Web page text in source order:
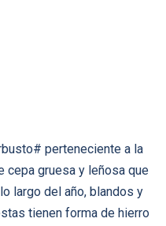
perteneciente a la
gruesa y leñosa que
largo del año, blandos y
tienen forma de hierro